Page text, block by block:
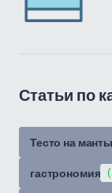
Статьи по
Тесто на манты
гастрономия